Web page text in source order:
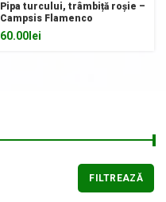
Pipa turcului, trâmbiță roșie –
Campsis Flamenco
60.00 lei
FILTREAZĂ